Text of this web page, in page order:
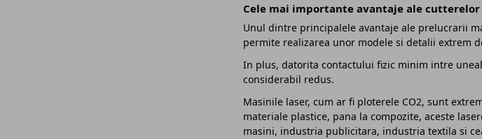
Cele mai importante avantaje ale cutterelor
Unul dintre principalele avantaje ale prelucrarii
permite realizarea unor modele si detalii extrem
In plus, datorita contactului fizic minim intre
considerabil redus.
Masinile laser, cum ar fi ploterele CO2, sunt
materiale plastice, pana la compozite, aceste
masini, industria publicitara, industria textila si